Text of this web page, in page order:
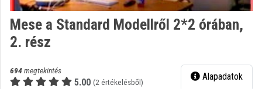
Intézmények
Közreműködők
Mese a Standard Modellről 2*2 órában,
2. rész
694megtekintés
5.00 (2 értékelésből) Alapadatok